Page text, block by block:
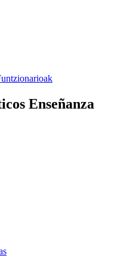
Enseñanza